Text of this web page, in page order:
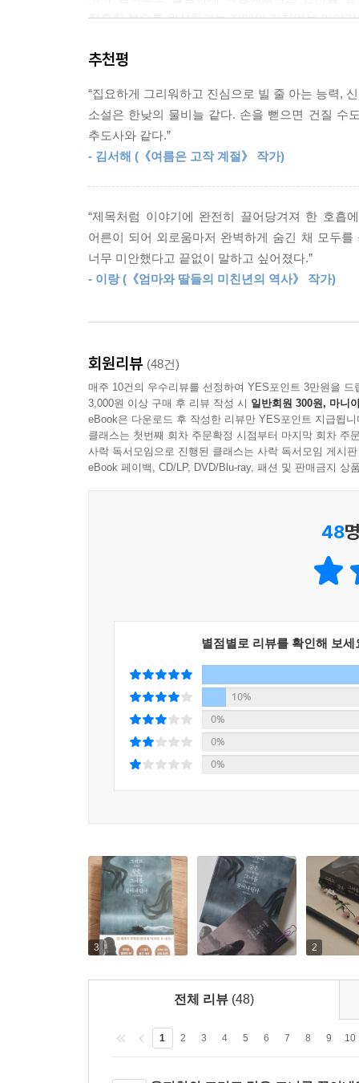
복수가 끝나는 날, 나 스스로 유령이 되어 너에게
--- p.315
언니는 살인을 저질렀다. 원래 모습을 일부만 간
“물귀신은 자신이 빠져 죽은 곳에 묶여 있다고 했어
--- p.416
“우리 집 같은 데서 장녀가 어떤 건지 넌 몰라. 모
--- p.447
“사랑해. 사랑하니까 이제 놓아줄게.”
--- p.452
치유라는 것이 허상일지도 모른다는 의구심이 들
잔혹한 복수를 완성하려는 자매의 거침없는 이야
전 세계가 주목한 한국계 작가의 K-호러
해안가 작은 마을 ‘제이드 에이커’를 가로지르
의지해 살아오던 동생 ‘수진’은 언니마저 알 수
말라’는 금기를 어기고, 집안의 여성들에게만 전
짧게 만끽하지만, 점차 미래는 몸에서 곰팡내를
이루지 못한 일, 오래전 가족을 무너뜨린 진실을
윤지현은 ‘장화 홍련’처럼 불온한 운명에 빠진
희생을 강요하는 불합리한 세계와 장녀라는 이
섬세하게 파고든다. 어머니가 의문의 사고로 목
‘완벽한 딸’이라는 잔혹극을
물속으로 끌어내리는 강렬한 카타르시스
첫 시집 《늘 허기진 이들》로 최고 권위의 신인
그녀를 끌어내린다》를 통해 자신의 작가적 재
산문에 녹여내며, 기존의 장르 문법과는 또 다른
백인이 득세한 마을 제이드 에이커에서 소수
가족이라고”, “너희 민족이 학구열이 높다는 말
위치시킨다. 오직 미래만이 “완벽한 아이”이자
밑바닥까지 들여다보며, 슬픔이 너무 깊어지면 분
“혼자 있으면서 온갖 무모하고 이기적인 짓을 다
내게 기대지 않았으면 좋겠어. 오직 내 의지에
것들로 나를 채워보고 싶어.”(427쪽)
수진이 살려낸 미래는 망설임 없는 복수극을 벌
없는 대가를 치른다. 한국어판 서문을 통해 작가
수진이 언니를 되살리지 않았더라도 온전한 마음
수밖에 없다. 선택하거나 선택하지 않거나 후
밝혀지는 마지막 페이지까지 극한의 공포감에서
추천평
“집요하게 그리워하고 진심으로 빌 줄 아는 능력,
소설은 한낮의 물비늘 같다. 손을 뻗으면 건질 수
추도사와 같다.”
- 김서해 (《여름은 고작 계절》 작가)
“제목처럼 이야기에 완전히 끌어당겨져 한 호
어른이 되어 외로움마저 완벽하게 숨긴 채 모두
너무 미안했다고 끝없이 말하고 싶어졌다.”
- 이랑 (《엄마와 딸들의 미친년의 역사》 작가)
회원리뷰 (48건)
매주 10건의 우수리뷰를 선정하여 YES포인트 3만원을 드
3,000원 이상 구매 후 리뷰 작성 시 일반회원 300원, 마니
eBook은 다운로드 후 작성한 리뷰만 YES포인트 지급됩니
클래스는 첫번째 회차 주문확정 시점부터 마지막 회차 주
사락 독서모임으로 진행된 클래스는 사락 독서모임 게시
eBook 페이백, CD/LP, DVD/Blu-ray, 패션 및 판매금지 상
48
별점별로 리뷰를 확인해 보세
10%
0%
0%
0%
3 2
전체 리뷰 (48)
1 2 3 4 5 6 7 8 9 10